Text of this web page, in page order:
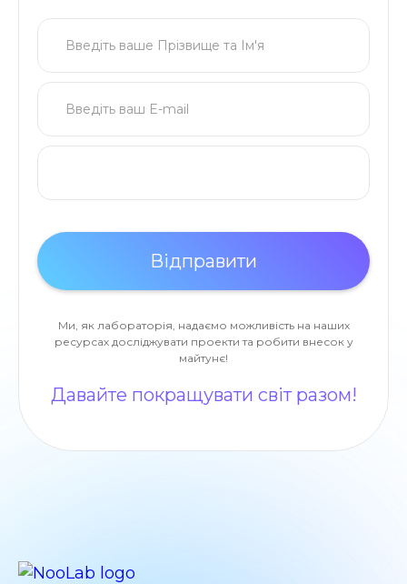
Ми, як лабораторія, надаємо можливість на наших
ресурсах досліджувати проекти та робити внесок у
майтунє!
Давайте покращувати світ разом!